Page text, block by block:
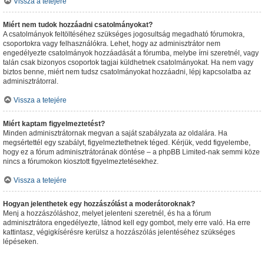
Miért nem tudok hozzáadni csatolmányokat?
A csatolmányok feltöltéséhez szükséges jogosultság megadható fórumokra,
csoportokra vagy felhasználókra. Lehet, hogy az adminisztrátor nem
engedélyezte csatolmányok hozzáadását a fórumba, melybe írni szeretnél, vagy
talán csak bizonyos csoportok tagjai küldhetnek csatolmányokat. Ha nem vagy
biztos benne, miért nem tudsz csatolmányokat hozzáadni, lépj kapcsolatba az
adminisztrátorral.
Vissza a tetejére
Miért kaptam figyelmeztetést?
Minden adminisztrátornak megvan a saját szabályzata az oldalára. Ha
megsértettél egy szabályt, figyelmeztethetnek téged. Kérjük, vedd figyelembe,
hogy ez a fórum adminisztrátorának döntése – a phpBB Limited-nak semmi köze
nincs a fórumokon kiosztott figyelmeztetésekhez.
Vissza a tetejére
Hogyan jelenthetek egy hozzászólást a moderátoroknak?
Menj a hozzászóláshoz, melyet jelenteni szeretnél, és ha a fórum
adminisztrátora engedélyezte, látnod kell egy gombot, mely erre való. Ha erre
kattintasz, végigkísérésre kerülsz a hozzászólás jelentéséhez szükséges
lépéseken.